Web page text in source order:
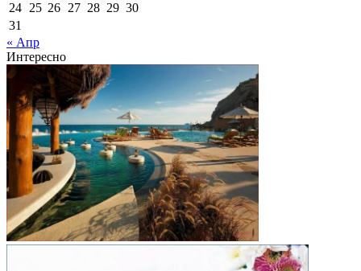
24 25 26 27 28 29 30
31
« Апр
Интересно